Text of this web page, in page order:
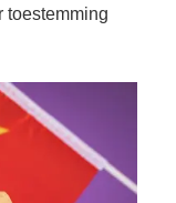
toestemming